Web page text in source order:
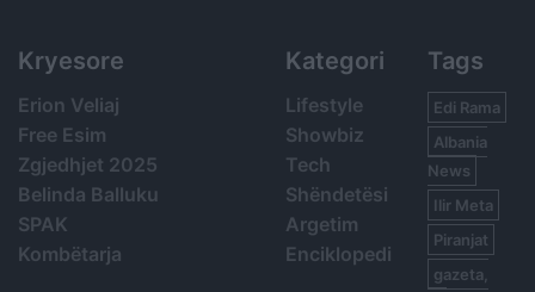
Kryesore
Erion Veliaj
Free Esim
Zgjedhjet 2025
Belinda Balluku
SPAK
Kombëtarja
Kategori
Lifestyle
Showbiz
Tech
Shëndetësi
Argetim
Enciklopedi
Tags
Edi Rama
Albania
News
Ilir Meta
Piranjat
gazeta,